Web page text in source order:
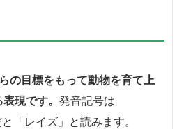
の目標をもって動物を育て上
現です。 発音記号は
「レイズ」と読みます。